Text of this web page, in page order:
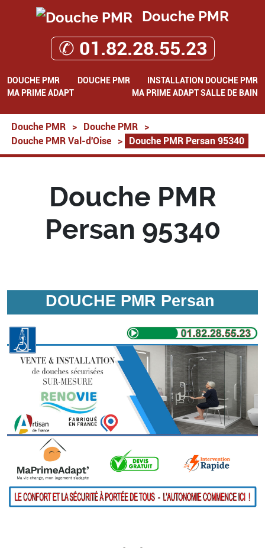
Douche PMR
✆ 01.82.28.55.23
DOUCHE PMR DOUCHE PMR
INSTALLATION DOUCHE PMR
MA PRIME ADAPT
MA PRIME ADAPT SALLE DE BAIN
Douche PMR > Douche PMR
>
Douche PMR Val-d'Oise
> Douche PMR Persan 95340
Douche PMR
Persan 95340
DOUCHE PMR Persan